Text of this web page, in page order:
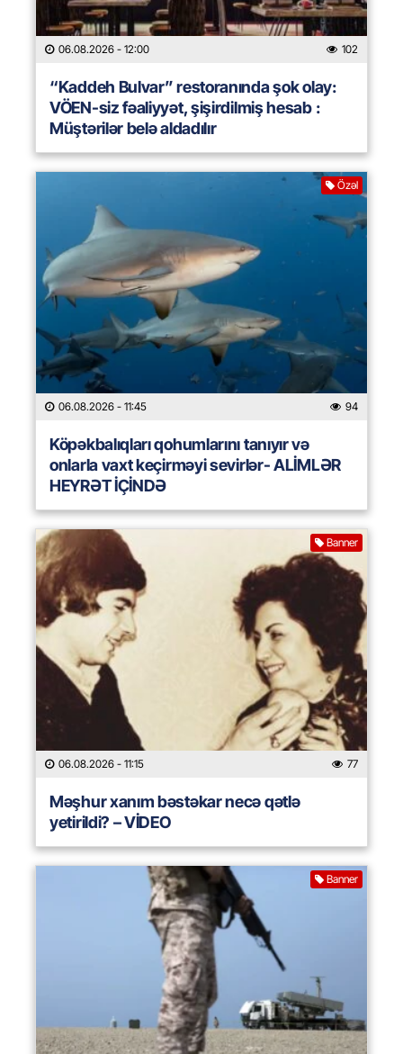
06.08.2026 - 12:00 102
“Kaddeh Bulvar” restoranında şok olay:
VÖEN-siz fəaliyyət, şişirdilmiş hesab :
Müştərilər belə aldadılır
Özəl
06.08.2026 - 11:45 94
Köpəkbalıqları qohumlarını tanıyır və
onlarla vaxt keçirməyi sevirlər- ALİMLƏR
HEYRƏT İÇİNDƏ
Banner
06.08.2026 - 11:15 77
Məşhur xanım bəstəkar necə qətlə
yetirildi? – VİDEO
Banner